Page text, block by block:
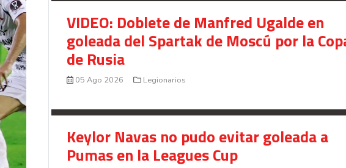
VIDEO: Doblete de Manfred Ugalde en
goleada del Spartak de Moscú por la
de Rusia
05 Ago 2026 Legionarios
Keylor Navas no pudo evitar goleada a
Pumas en la Leagues Cup